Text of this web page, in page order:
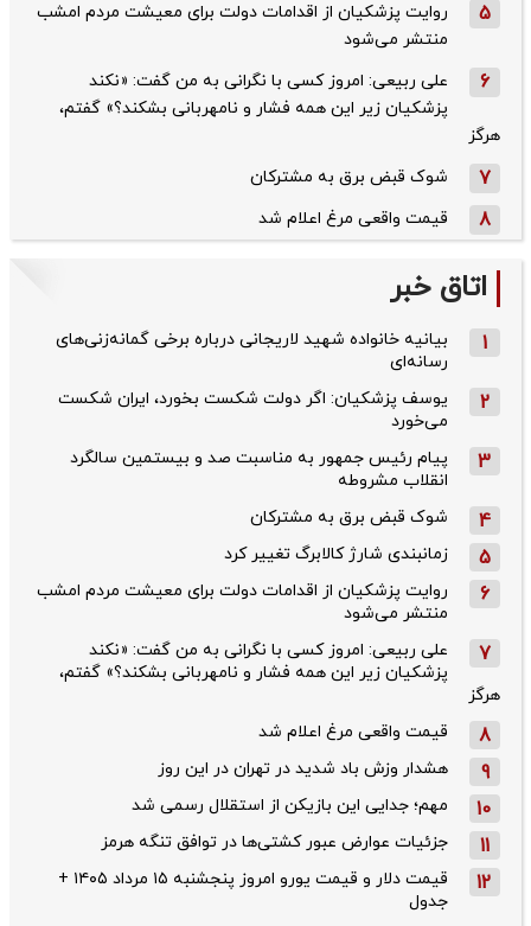
5
روایت پزشکیان از اقدامات دولت برای معیشت مردم امشب
منتشر می‌شود
6
علی ربیعی: امروز کسی با نگرانی به من گفت: «نکند
پزشکیان زیر این همه فشار و نامهربانی بشکند؟» گفتم،
هرگز
7 شوک قبض برق به مشترکان
8 قیمت واقعی مرغ اعلام شد
اتاق خبر
1
بیانیه خانواده شهید لاریجانی درباره برخی گمانه‌زنی‌های
رسانه‌ای
2
یوسف پزشکیان: اگر دولت شکست بخورد، ایران شکست
می‌خورد
3
پیام رئیس جمهور به مناسبت صد و بیستمین سالگرد
انقلاب مشروطه
4 شوک قبض برق به مشترکان
5 زمانبندی شارژ کالابرگ تغییر کرد
6
روایت پزشکیان از اقدامات دولت برای معیشت مردم امشب
منتشر می‌شود
7
علی ربیعی: امروز کسی با نگرانی به من گفت: «نکند
پزشکیان زیر این همه فشار و نامهربانی بشکند؟» گفتم،
هرگز
8 قیمت واقعی مرغ اعلام شد
9 هشدار وزش باد شدید در تهران در این روز
10 مهم؛ جدایی این بازیکن از استقلال رسمی شد
11 جزئیات عوارض عبور کشتی‌ها در توافق تنگه هرمز
12
قیمت دلار و قیمت یورو امروز پنجشنبه ۱۵ مرداد ۱۴۰۵ +
جدول